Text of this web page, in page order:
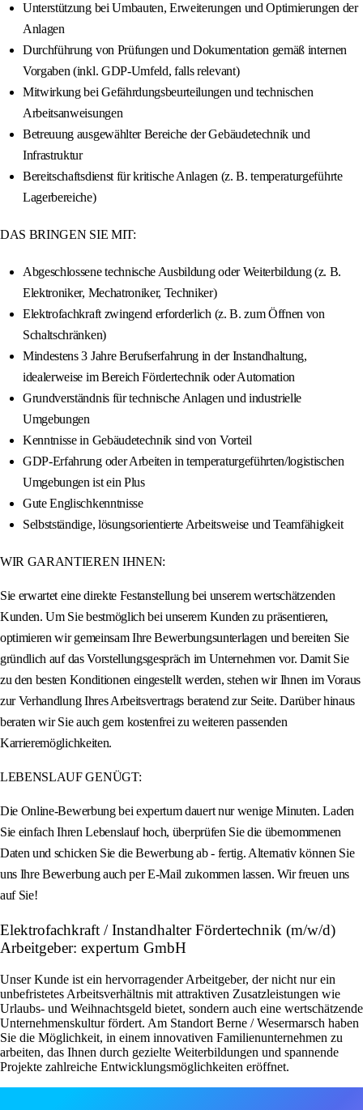
Unterstützung bei Umbauten, Erweiterungen und Optimierungen der
Anlagen
Durchführung von Prüfungen und Dokumentation gemäß internen
Vorgaben (inkl. GDP-Umfeld, falls relevant)
Mitwirkung bei Gefährdungsbeurteilungen und technischen
Arbeitsanweisungen
Betreuung ausgewählter Bereiche der Gebäudetechnik und
Infrastruktur
Bereitschaftsdienst für kritische Anlagen (z. B. temperaturgeführte
Lagerbereiche)
DAS BRINGEN SIE MIT:
Abgeschlossene technische Ausbildung oder Weiterbildung (z. B.
Elektroniker, Mechatroniker, Techniker)
Elektrofachkraft zwingend erforderlich (z. B. zum Öffnen von
Schaltschränken)
Mindestens 3 Jahre Berufserfahrung in der Instandhaltung,
idealerweise im Bereich Fördertechnik oder Automation
Grundverständnis für technische Anlagen und industrielle
Umgebungen
Kenntnisse in Gebäudetechnik sind von Vorteil
GDP-Erfahrung oder Arbeiten in temperaturgeführten/logistischen
Umgebungen ist ein Plus
Gute Englischkenntnisse
Selbstständige, lösungsorientierte Arbeitsweise und Teamfähigkeit
WIR GARANTIEREN IHNEN:
Sie erwartet eine direkte Festanstellung bei unserem wertschätzenden
Kunden. Um Sie bestmöglich bei unserem Kunden zu präsentieren,
optimieren wir gemeinsam Ihre Bewerbungsunterlagen und bereiten Sie
gründlich auf das Vorstellungsgespräch im Unternehmen vor. Damit Sie
zu den besten Konditionen eingestellt werden, stehen wir Ihnen im Voraus
zur Verhandlung Ihres Arbeitsvertrags beratend zur Seite. Darüber hinaus
beraten wir Sie auch gern kostenfrei zu weiteren passenden
Karrieremöglichkeiten.
LEBENSLAUF GENÜGT:
Die Online-Bewerbung bei expertum dauert nur wenige Minuten. Laden
Sie einfach Ihren Lebenslauf hoch, überprüfen Sie die übernommenen
Daten und schicken Sie die Bewerbung ab - fertig. Alternativ können Sie
uns Ihre Bewerbung auch per E-Mail zukommen lassen. Wir freuen uns
auf Sie!
Elektrofachkraft / Instandhalter Fördertechnik (m/w/d)
Arbeitgeber: expertum GmbH
Unser Kunde ist ein hervorragender Arbeitgeber, der nicht nur ein
unbefristetes Arbeitsverhältnis mit attraktiven Zusatzleistungen wie
Urlaubs- und Weihnachtsgeld bietet, sondern auch eine wertschätzende
Unternehmenskultur fördert. Am Standort Berne / Wesermarsch haben
Sie die Möglichkeit, in einem innovativen Familienunternehmen zu
arbeiten, das Ihnen durch gezielte Weiterbildungen und spannende
Projekte zahlreiche Entwicklungsmöglichkeiten eröffnet.